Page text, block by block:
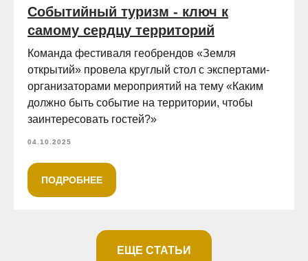
Событийный туризм - ключ к
самому сердцу территорий
Команда фестиваля геобрендов «Земля
открытий» провела круглый стол с экспертами-
организаторами мероприятий на тему «Каким
должно быть событие на территории, чтобы
заинтересовать гостей?»
04.10.2025
ПОДРОБНЕЕ
ЕЩЕ СТАТЬИ